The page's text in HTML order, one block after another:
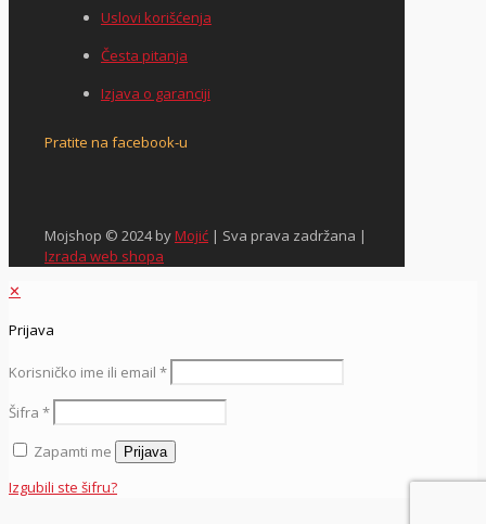
Uslovi korišćenja
Česta pitanja
Izjava o garanciji
Pratite na facebook-u
Mojshop © 2024 byMojić | Sva prava zadržana |
Izrada web shopa
✕
Prijava
Korisničko ime ili email *
Šifra *
Zapamti me
Prijava
Izgubili ste šifru?